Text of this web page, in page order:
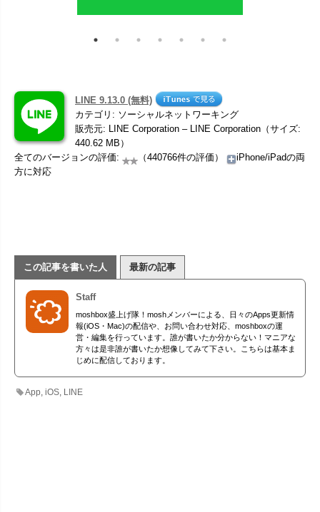
LINE 9.13.0 (無料)
カテゴリ: ソーシャルネットワーキング
販売元: LINE Corporation – LINE Corporation（サイズ:
440.62 MB）
全てのバージョンの評価:
（440766件の評価）
iPhone/iPadの両
方に対応
この記事を書いた人 最新の記事
Staff
moshbox盛上げ隊！moshメンバーによる、日々のApps更新情
報(iOS・Mac)の配信や、お問い合わせ対応、moshboxの運
営・編集を行っています。誰が書いたか分からない！マニアな
方々は是非誰が書いたか想像してみて下さい。こちらは基本ま
じめに配信しております。
App ,iOS LINE